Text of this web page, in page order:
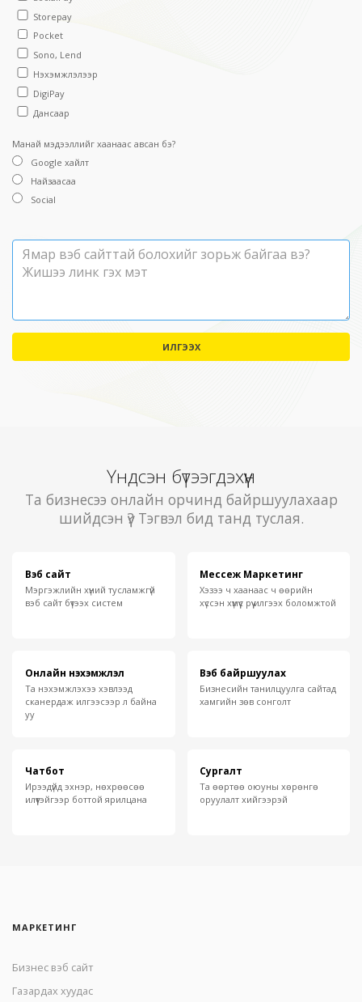
Storepay
Pocket
Sono, Lend
Нэхэмжлэлээр
DigiPay
Дансаар
Манай мэдээллийг хаанаас авсан бэ?
Google хайлт
Найзаасаа
Social
ИЛГЭЭХ
Үндсэн бүтээгдэхүүн
Та бизнесээ онлайн орчинд байршуулахаар
шийдсэн үү? Тэгвэл бид танд туслая.
Вэб сайт
Мэргэжлийн хүний тусламжгүй
вэб сайт бүтээх систем
Мессеж Маркетинг
Хэзээ ч хаанаас ч өөрийн
хүссэн хүмүүс рүү илгээх боломжтой
Онлайн нэхэмжлэл
Та нэхэмжлэхээ хэвлээд
сканердаж илгээсээр л байна
уу
Вэб байршуулах
Бизнесийн танилцуулга сайтад
хамгийн зөв сонголт
Чатбот
Ирээдүйд эхнэр, нөхрөөсөө
илүүтэйгээр боттой ярилцана
Сургалт
Та өөртөө оюуны хөрөнгө
оруулалт хийгээрэй
МАРКЕТИНГ
Бизнес вэб сайт
Газардах хуудас